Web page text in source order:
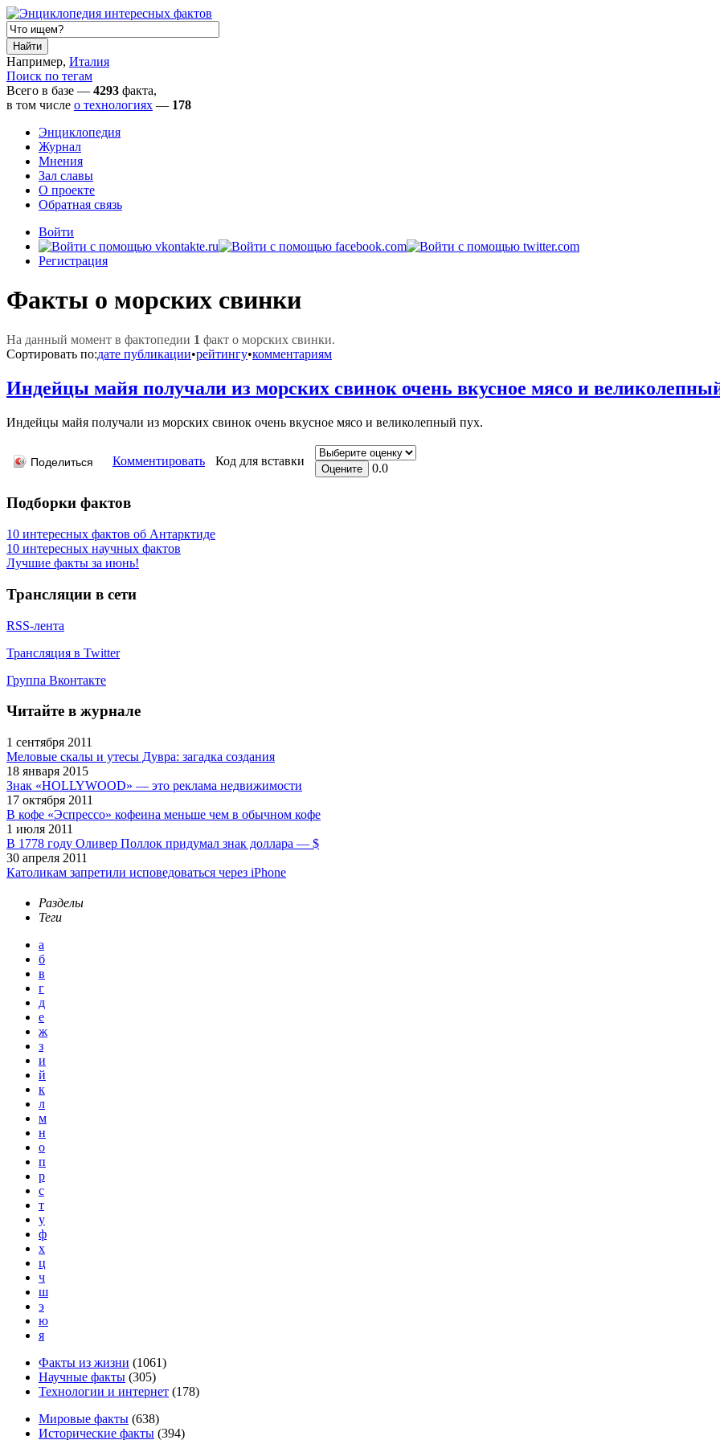
Например, Италия
Поиск по тегам
Всего в базе — 4293 факта,
в том числе о технологиях — 178
Энциклопедия
Журнал
Мнения
Зал славы
О проекте
Обратная связь
Войти
Регистрация
Факты о морских свинки
На данный момент в фактопедии 1 факт о морских свинки.
Сортировать по:дате публикации•рейтингу•комментариям
Индейцы майя получали из морских свинок очень вкусное мясо и
Индейцы майя получали из морских свинок очень вкусное мясо и великолепный пух.
Поделиться Комментировать Код для вставки
0.0
Подборки фактов
10 интересных фактов об Антарктиде
10 интересных научных фактов
Лучшие факты за июнь!
Трансляции в сети
RSS-лента
Трансляция в Twitter
Группа Вконтакте
Читайте в журнале
1 сентября 2011
Меловые скалы и утесы Дувра: загадка создания
18 января 2015
Знак «HOLLYWOOD» — это реклама недвижимости
17 октября 2011
В кофе «Эспрессо» кофеина меньше чем в обычном кофе
1 июля 2011
В 1778 году Оливер Поллок придумал знак доллара — $
30 апреля 2011
Католикам запретили исповедоваться через iPhone
Разделы
Теги
а
б
в
г
д
е
ж
з
и
й
к
л
м
н
о
п
р
с
т
у
ф
х
ц
ч
ш
э
ю
я
Факты из жизни (1061)
Научные факты (305)
Технологии и интернет (178)
Мировые факты (638)
Исторические факты (394)